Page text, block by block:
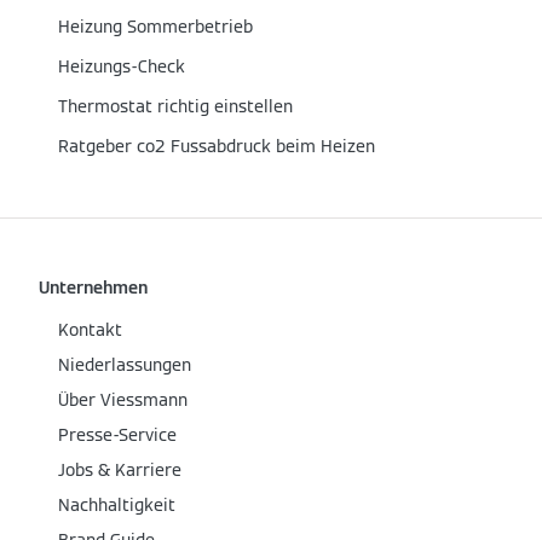
Heizung Sommerbetrieb
Heizungs-Check
Thermostat richtig einstellen
Ratgeber co2 Fussabdruck beim Heizen
Unternehmen
Kontakt
Niederlassungen
Über Viessmann
Presse-Service
Jobs & Karriere
Nachhaltigkeit